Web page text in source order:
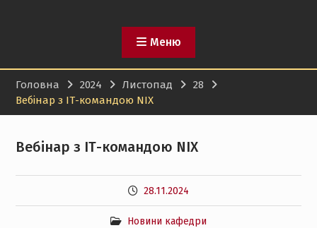
Меню
Головна 2024 Листопад
28
Вебінар з ІТ-командою NIX
Вебінар з ІТ-командою NIX
28.11.2024
Новини кафедри